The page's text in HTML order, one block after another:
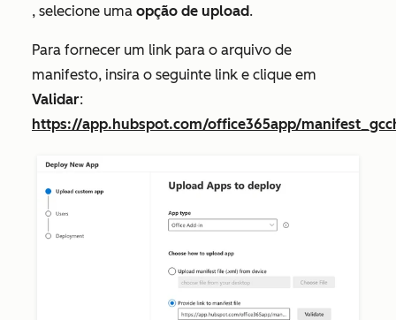
, selecione uma opção de upload.
Para fornecer um link para o arquivo de
manifesto, insira o seguinte link e clique em
Validar:
https://app.hubspot.com/office365app/